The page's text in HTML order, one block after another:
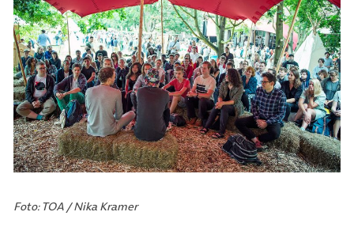
Foto: TOA / Nika Kramer